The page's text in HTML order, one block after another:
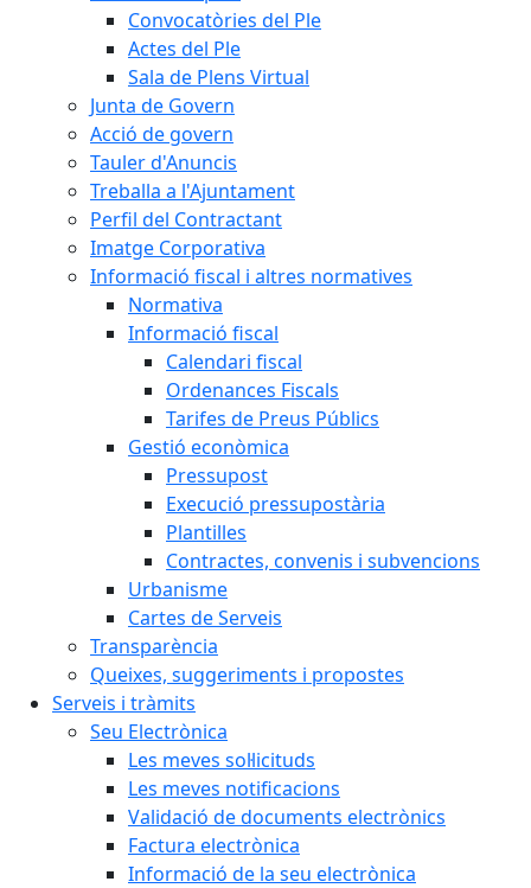
Convocatòries del Ple
Actes del Ple
Sala de Plens Virtual
Junta de Govern
Acció de govern
Tauler d'Anuncis
Treballa a l'Ajuntament
Perfil del Contractant
Imatge Corporativa
Informació fiscal i altres normatives
Normativa
Informació fiscal
Calendari fiscal
Ordenances Fiscals
Tarifes de Preus Públics
Gestió econòmica
Pressupost
Execució pressupostària
Plantilles
Contractes, convenis i subvencions
Urbanisme
Cartes de Serveis
Transparència
Queixes, suggeriments i propostes
Serveis i tràmits
Seu Electrònica
Les meves sol·licituds
Les meves notificacions
Validació de documents electrònics
Factura electrònica
Informació de la seu electrònica